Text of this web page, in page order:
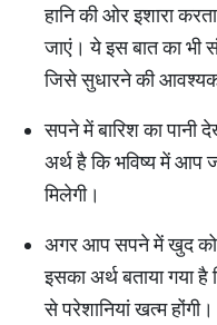
हानि की ओर इशारा
जाएं। ये इस बात का
जिसे सुधारने की
सपने में बारिश का पानी
अर्थ है कि भविष्य में
मिलेगी।
अगर आप सपने में खुद को
इसका अर्थ बताया गया
से परेशानियां खत्म होंगी।